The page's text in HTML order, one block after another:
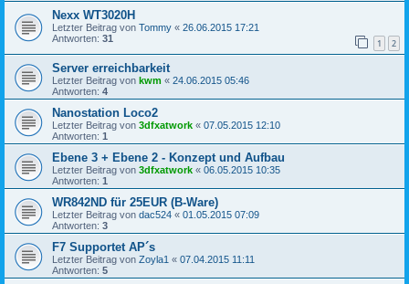
Nexx WT3020H
Letzter Beitrag von Tommy « 26.06.2015 17:21
Antworten: 31 1 2
Server erreichbarkeit
Letzter Beitrag von kwm « 24.06.2015 05:46
Antworten: 4
Nanostation Loco2
Letzter Beitrag von 3dfxatwork « 07.05.2015 12:10
Antworten: 1
Ebene 3 + Ebene 2 - Konzept und Aufbau
Letzter Beitrag von 3dfxatwork « 06.05.2015 10:35
Antworten: 1
WR842ND für 25EUR (B-Ware)
Letzter Beitrag von dac524 « 01.05.2015 07:09
Antworten: 3
F7 Supportet AP´s
Letzter Beitrag von Zoyla1 « 07.04.2015 11:11
Antworten: 5